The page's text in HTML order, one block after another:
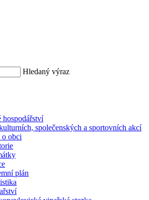
Hledaný výraz
hospodářství
společenských a sportovních akcí
o obci
plán